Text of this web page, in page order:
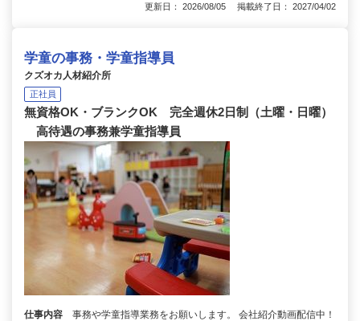
更新日： 2026/08/05 掲載終了日： 2027/04/02
学童の事務・学童指導員
クズオカ人材紹介所
正社員
無資格OK・ブランクOK 完全週休2日制（土曜・日曜）
高待遇の事務兼学童指導員
仕事内容
事務や学童指導業務をお願いします。 会社紹介動画配信中！